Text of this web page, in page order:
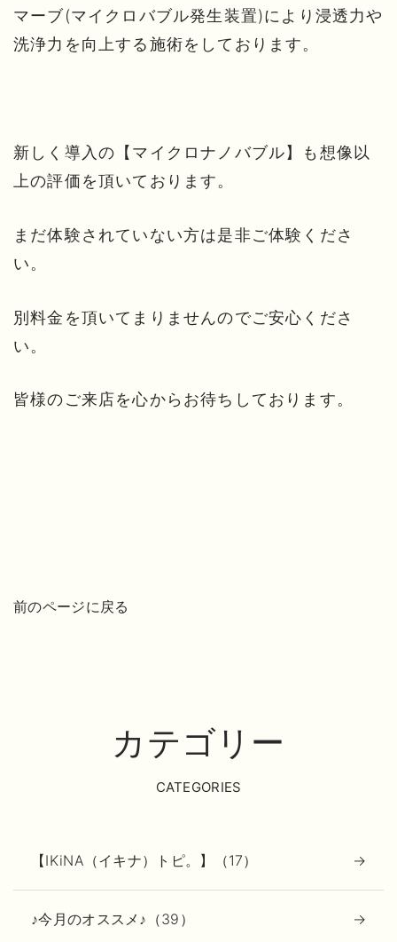
マーブ(マイクロバブル発生装置)により浸透力や
洗浄力を向上する施術をしております。
新しく導入の【マイクロナノバブル】も想像以
上の評価を頂いております。
まだ体験されていない方は是非ご体験くださ
い。
別料金を頂いてまりませんのでご安心くださ
い。
皆様のご来店を心からお待ちしております。
前のページに戻る
カテゴリー
CATEGORIES
【IKiNA（イキナ）トピ。】（17）
♪今月のオススメ♪（39）